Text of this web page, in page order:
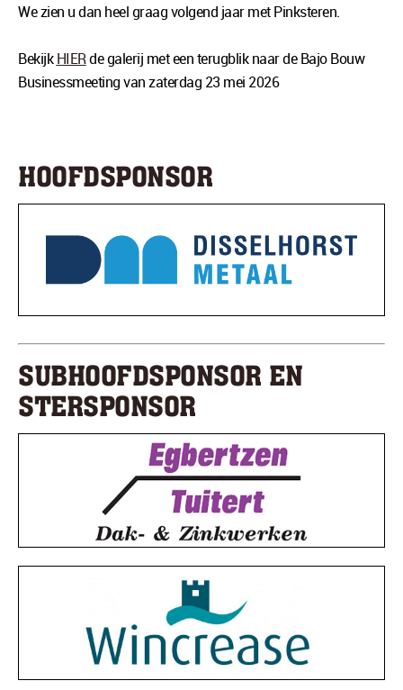
We zien u dan heel graag volgend jaar met Pinksteren.
BekijkHIERde galerij met een terugblik naar de Bajo Bouw
Businessmeeting van zaterdag 23 mei 2026
HOOFDSPONSOR
SUBHOOFDSPONSOR EN
STERSPONSOR